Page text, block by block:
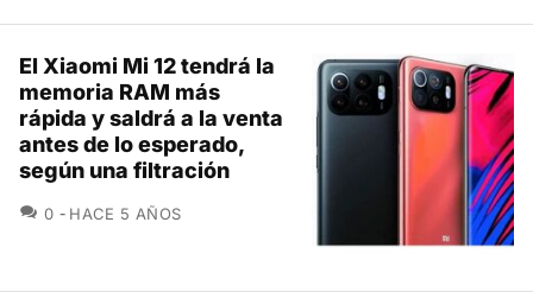
El Xiaomi Mi 12 tendrá la
memoria RAM más
rápida y saldrá a la venta
antes de lo esperado,
según una filtración
0 COMENTARIOS
HACE 5 AÑOS